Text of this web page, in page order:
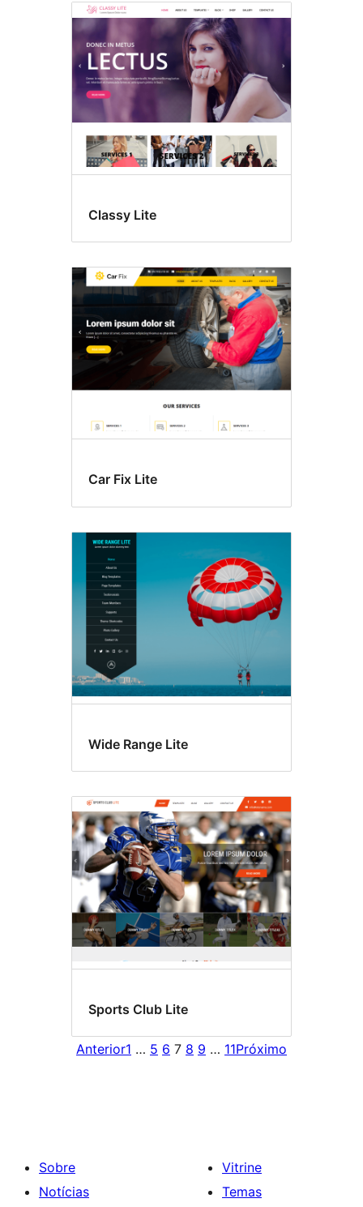
Classy Lite
Car Fix Lite
Wide Range Lite
Sports Club Lite
Anterior1 … 5 6 7 8 9 … 11Próximo
Sobre
Notícias
Vitrine
Temas